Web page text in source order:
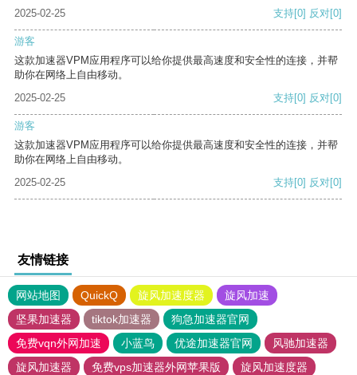
2025-02-25 支持[0] 反对[0]
游客
这款加速器VPM应用程序可以给你提供最高速度和安全性的连接，并帮
助你在网络上自由移动。
2025-02-25
支持[0] 反对[0]
游客
这款加速器VPM应用程序可以给你提供最高速度和安全性的连接，并帮
助你在网络上自由移动。
2025-02-25
支持[0] 反对[0]
友情链接
网站地图 QuickQ 旋风加速度器
旋风加速
坚果加速器
tiktok加速器
狗急加速器官网
免费vqn外网加速
小蓝鸟 优途加速器官网
风驰加速器
旋风加速器
免费vps加速器外网苹果版
旋风加速度器